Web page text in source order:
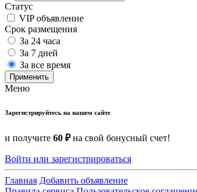
Статус
VIP объявление
Срок размещения
За 24 часа
За 7 дней
За все время
Применить
Меню
Зарегистрируйтесь на нашем сайте
и получите 60 ₽на свой бонусный счет!
Войти или зарегистрироваться
Главная Добавить объявление